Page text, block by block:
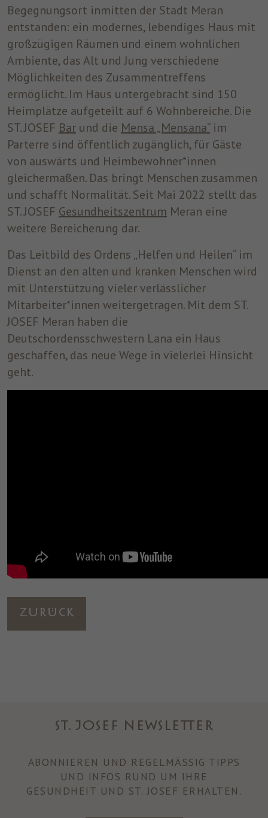
Begegnungsort inmitten der Stadt Meran
entstanden: ein modernes, lebendiges Haus mit
großzügigen Räumen und einem wohnlichen
Ambiente, das Alt und Jung verschiedene
Möglichkeiten des Zusammentreffens
ermöglicht. Im Haus untergebracht sind 150
Heimplätze aufgeteilt auf 6 Wohnbereiche. Die
ST. JOSEF Bar und die Mensa „Mensana“im
Parterre sind öffentlich zugänglich, für Gäste
von auswärts und Heimbewohner*innen
gleichermaßen. Das bringt Menschen zusammen
und schafft Normalität. Seit Mai 2022 stellt das
ST. JOSEF Gesundheitszentrum Meran eine
weitere Bereicherung dar.
Das Leitbild des Ordens „Helfen und Heilen“ im
Dienst an den alten und kranken Menschen wird
mit Unterstützung vieler verlässlicher
Mitarbeiter*innen weitergetragen. Mit dem ST.
JOSEF Meran haben die
Deutschordensschwestern Lana ein Haus
geschaffen, das neue Wege in vielerlei Hinsicht
geht.
Zurück
ST. JOSEF NEWSLETTER
ABONNIEREN UND REGELMÄSSIG TIPPS U
ND INFOS RUND UM IHRE
GESUNDHEIT UND ST. JOSEF ERHALTEN.
unterstützt wird, Werbung anzuzeigen.
Name fr
Laufzeit 3 Monate
Facebook setzt dieses Cookie, um den
Nutzern relevante Werbung zu zeigen,
indem es das Nutzerverhalten im gesamten
Web auf Websites verfolgt, die über das
Facebook-Pixel oder das Facebook Social
Plugin verfügen.